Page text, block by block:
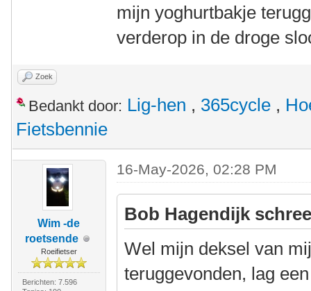
mijn yoghurtbakje
verderop in de droge
Zoek
Bedankt door: Lig-hen , 365cycle ,
Fietsbennie
Wim -de
roetsende
Roeifietser
Berichten: 7.596
16-May-2026, 02:28 PM
Bob Hagendijk
Wel mijn deksel van
teruggevonden, lag